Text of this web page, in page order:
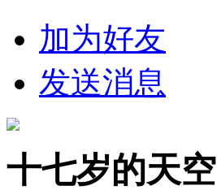
加为好友
发送消息
十七岁的天空